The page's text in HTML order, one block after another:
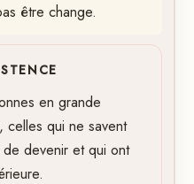
être change.
en grande
celles qui ne savent
devenir et qui ont